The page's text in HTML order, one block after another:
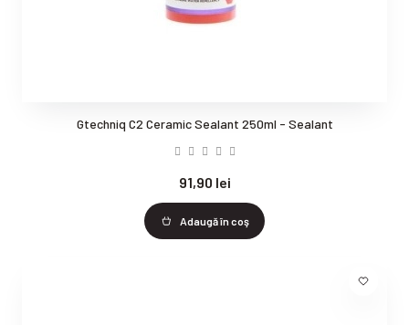
Gtechniq C2 Ceramic Sealant 250ml - Sealant
91,90 lei
Adaugă în coş